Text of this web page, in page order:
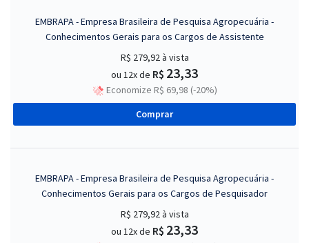
EMBRAPA - Empresa Brasileira de Pesquisa Agropecuária -
Conhecimentos Gerais para os Cargos de Assistente
R$ 279,92à vista
ou 12x de R$ 23,33
Economize R$ 69,98 (-20%)
Comprar
EMBRAPA - Empresa Brasileira de Pesquisa Agropecuária -
Conhecimentos Gerais para os Cargos de Pesquisador
R$ 279,92à vista
ou 12x de R$ 23,33